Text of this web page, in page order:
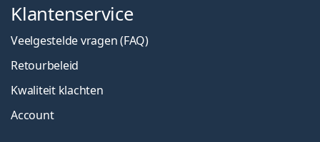
Klantenservice
Veelgestelde vragen (FAQ)
Retourbeleid
Kwaliteit klachten
Account